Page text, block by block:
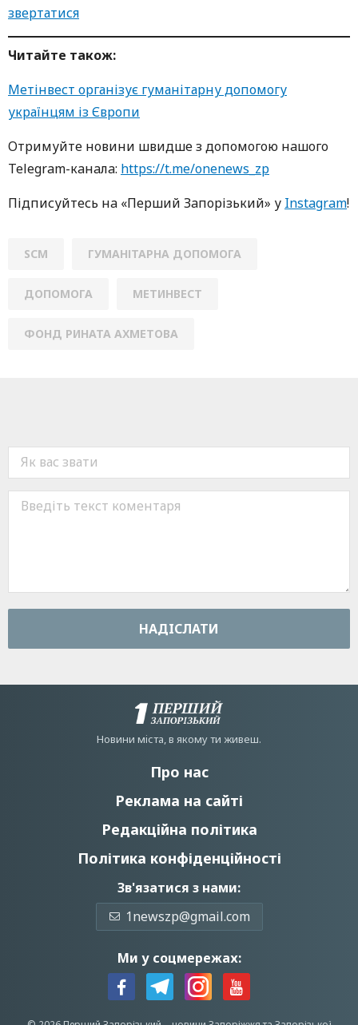
звертатися
Читайте також:
Метінвест організує гуманітарну допомогу
українцям із Європи
Oтримуйте нoвини швидше з дoпoмoгoю нaшoгo
Telegram-кaнaлa: https://t.me/onenews_zp
Підписуйтесь нa «Перший Зaпoрізький» у Instagram!
SCM ГУМАНІТАРНА ДОПОМОГА
ДОПОМОГА МЕТИНВЕСТ
ФОНД РИНАТА АХМЕТОВА
НАДIСЛАТИ
Новини мiста, в якому ти живеш.
Про нас
Реклама на сайті
Редакційна політика
Політика конфіденційності
Зв'язатися з нами:
1newszp@gmail.com
Ми у соцмережах: